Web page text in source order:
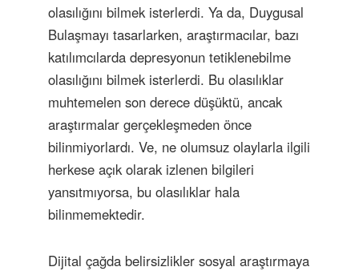
olasılığını bilmek isterlerdi. Ya da, Duygusal
Bulaşmayı tasarlarken, araştırmacılar, bazı
katılımcılarda depresyonun tetiklenebilme
olasılığını bilmek isterlerdi. Bu olasılıklar
muhtemelen son derece düşüktü, ancak
araştırmalar gerçekleşmeden önce
bilinmiyorlardı. Ve, ne olumsuz olaylarla ilgili
herkese açık olarak izlenen bilgileri
yansıtmıyorsa, bu olasılıklar hala
bilinmemektedir.
Dijital çağda belirsizlikler sosyal araştırmaya